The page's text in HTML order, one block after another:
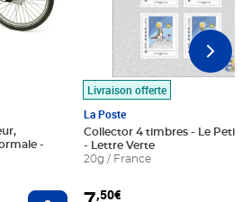
Ajouter au panier
Livraison offerte
La Poste
Collector 4 timbres - Le Petit
- Lettre Verte
20g / France
,50€